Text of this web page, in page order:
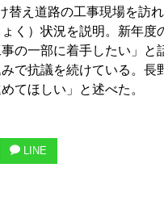
え道路の工事現場を訪
く）状況を説明。新年
の一部に着手したい」と
で抗議を続けている。長
てほしい」と述べた。
LINE